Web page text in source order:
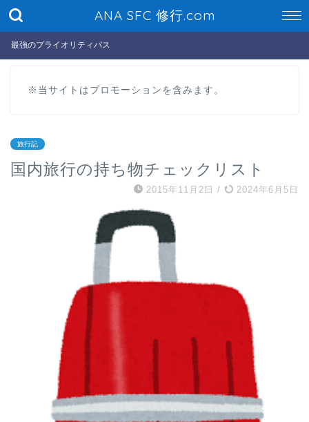
ANA SFC 修行.com
最強のプライオリティパス
※当サイトはプロモーションを含みます。
旅行記
国内旅行の持ち物チェックリスト
2015年11月2日 / 2024年6月5日